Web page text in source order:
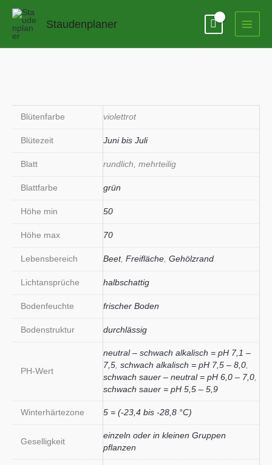
Zum
springen
Staudenplaner
Blütenfarbe violettrot
Blütezeit Juni bis Juli
Blatt rundlich, mehrteilig
Blattfarbe grün
Höhe min 50
Höhe max 70
Lebensbereich Beet, Freifläche Gehölzrand
Lichtansprüche halbschattig
Bodenfeuchte frischer Boden
Bodenstruktur durchlässig
PH-Wert
neutral – schwach alkalisch = pH 7,1 –
7,5 schwach alkalisch = pH 7,5 – 8,0
schwach sauer – neutral = pH 6,0 – 7,0
schwach sauer = pH 5,5 – 5,9
Winterhärtezone 5 = (-23,4 bis -28,8 °C)
Geselligkeit
einzeln oder in kleinen Gruppen
pflanzen